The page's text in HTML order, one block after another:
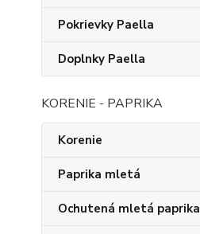
Pokrievky Paella
Doplnky Paella
KORENIE - PAPRIKA
Korenie
Paprika mletá
Ochutená mletá paprika